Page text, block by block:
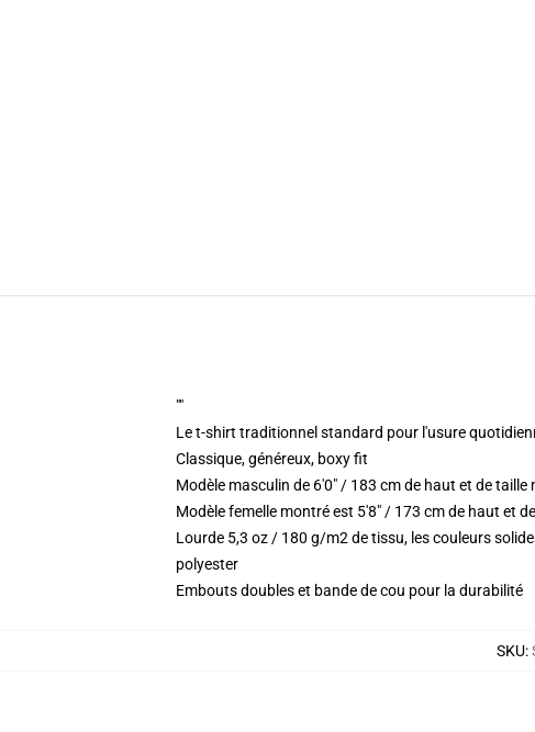
""
Le t-shirt traditionnel standard pour l'usure
Classique, généreux, boxy fit
Modèle masculin de 6'0" / 183 cm de haut et de taille
Modèle femelle montré est 5'8" / 173 cm de haut et
Lourde 5,3 oz / 180 g/m2 de tissu, les couleurs
polyester
Embouts doubles et bande de cou pour la durabilité
SKU: